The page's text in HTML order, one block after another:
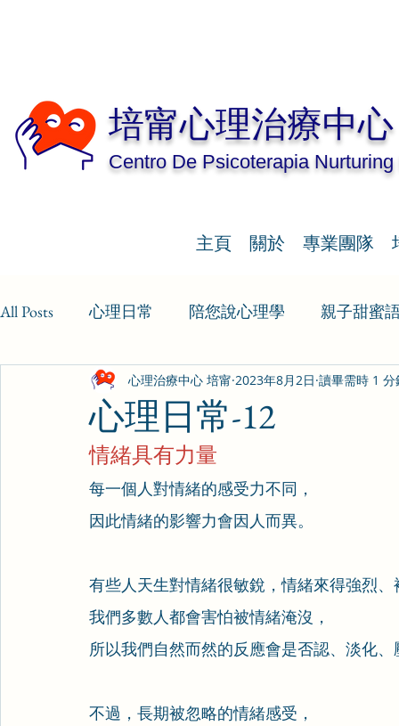
培甯心理治療中心
Centro De Psicoterapia Nurturing
主頁 關於 專業團隊
All Posts 心理日常 陪您說心理學 親子甜蜜
心理日常-12
心理治療中心 培甯 2023年8月2日 讀畢需時 1 分
情緒具有力量
每一個人對情緒的感受力不同，
因此情緒的影響力會因人而異。
有些人天生對情緒很敏銳，情緒來得強烈、
我們多數人都會害怕被情緒淹沒，
所以我們自然而然的反應會是否認、淡化
不過，長期被忽略的情緒感受，